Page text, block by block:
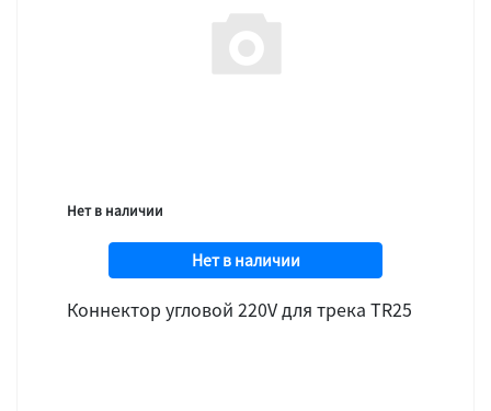
Нет в наличии
Нет в наличии
Коннектор угловой 220V для трека TR25